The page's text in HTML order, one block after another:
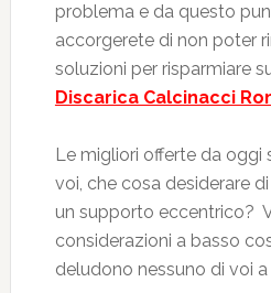
problema e da questo
accorgerete di non poter
soluzioni per risparmiare
Discarica Calcinacci
Le migliori offerte da oggi
voi, che cosa desiderare
un supporto eccentrico?
considerazioni a basso
deludono nessuno di voi